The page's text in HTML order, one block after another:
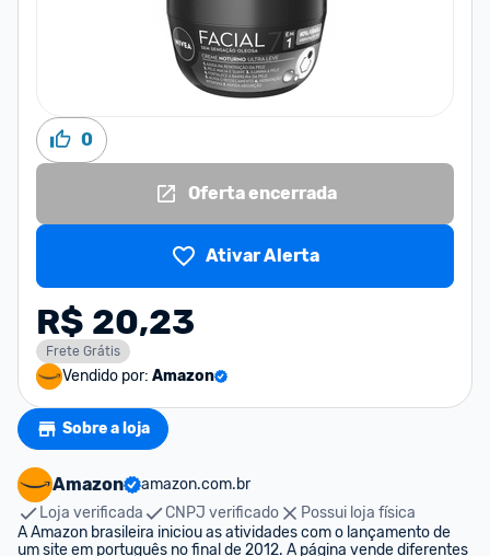
0
Oferta encerrada
Ativar Alerta
R$ 20,23
Frete Grátis
Vendido por: Amazon
Sobre a loja
Amazon
amazon.com.br
Loja verificada
CNPJ verificado
Possui loja física
A Amazon brasileira iniciou as atividades com o lançamento de
um site em português no final de 2012. A página vende diferentes